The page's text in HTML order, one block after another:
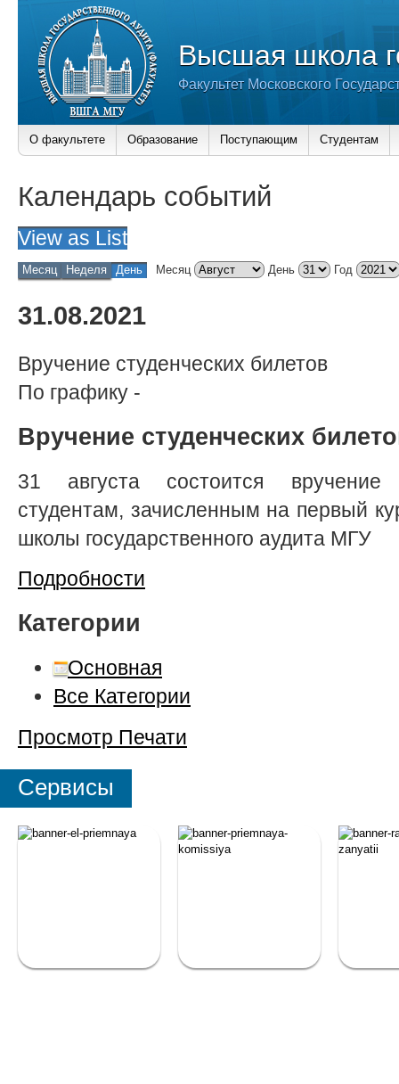
Высшая школа
Факультет Московского
О факультете Образование Поступающим Студентам
Календарь событий
View as List
Месяц Неделя День Месяц День Год
31.08.2021
Вручение студенческих билетов
По графику -
Вручение студенческих
31 августа состоится вручение
студентам, зачисленным на первый
школы государственного аудита МГУ
Подробности
Категории
Основная
Все Категории
Просмотр Печати
Сервисы